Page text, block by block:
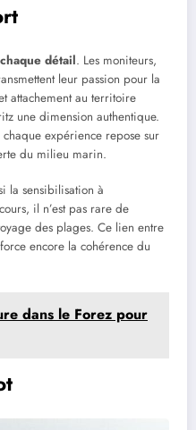
détail. Les moniteurs,
leur passion pour la
attachement au territoire
une dimension authentique.
expérience repose sur
du milieu marin.
la sensibilisation à
il n’est pas rare de
des plages. Ce lien entre
encore la cohérence du
dans le Forez pour